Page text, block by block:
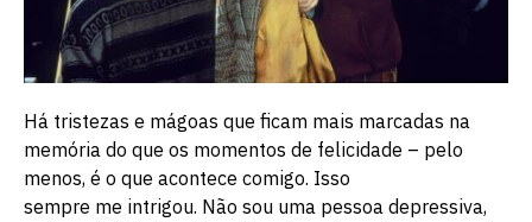
Há tristezas e mágoas que ficam mais marcadas na
memória do que os momentos de felicidade – pelo
menos, é o que acontece comigo. Isso
sempre me intrigou. Não sou uma pessoa depressiva,